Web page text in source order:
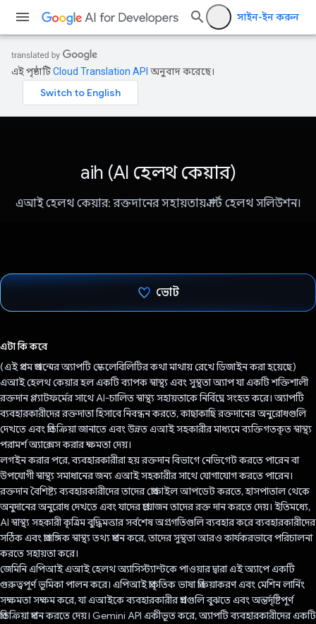
সাইন-ইন করুন
এই পৃষ্ঠাটিCloud Translation API অনুবাদ করেছে।
aih (AI হেলথ কেয়ার)
এআই হেলথ কেয়ার: রক্তদানের সহায়তায় স্মার্ট হেলথ সলিউশন।
ভোট
এটা কি করে
(এই প্রথম প্রজন্মের অ্যাপটি স্কেলেবিলিটির কথা মাথায় রেখে ডিজাইন করা হয়েছে)
এআই হেলথ কেয়ার হল একটি ব্যাপক স্বাস্থ্য এবং সুস্থতা অ্যাপ যা একটি শক্তিশালী
রক্তদান প্ল্যাটফর্মের সাথে AI-চালিত স্বাস্থ্য সহায়তাকে নির্বিঘ্নে সংহত করে। অ্যাপটি
ব্যবহারকারীদের রক্তদাতা হিসাবে নিবন্ধন করতে, কাছাকাছি রক্তদানের অনুরোধগুলি
দেখতে এবং প্রতিক্রিয়া জানাতে এবং উন্নত এআই সহকারীর মাধ্যমে ব্যক্তিগতকৃত স্বাস্থ্য
পরামর্শ অ্যাক্সেস করার ক্ষমতা দেয়।
লগইন করার পরে, ব্যবহারকারীরা হয় রক্তদান বিভাগে নেভিগেট করতে পারেন বা
উপযোগী স্বাস্থ্য সমাধানের জন্য এআই সহকারীর সাথে যোগাযোগ করতে পারেন।
রক্তদান বৈশিষ্ট্য ব্যবহারকারীদের তাদের প্রোফাইল আপডেট করতে, হাসপাতাল থেকে
অনুদানের অনুরোধ দেখতে এবং যাদের প্রয়োজন তাদের রক্ত ​​দান করতে দেয়। ইতিমধ্যে,
AI স্বাস্থ্য সহকারী কৃত্রিম বুদ্ধিমত্তার সর্বশেষ অগ্রগতিগুলি ব্যবহার করে ব্যবহারকারীদের
সঠিক এবং প্রাসঙ্গিক স্বাস্থ্য তথ্য প্রদান করে, তাদের সুস্থতা আরও কার্যকরভাবে পরিচালনা
করতে সহায়তা করে।
জেমিনি এপিআই এআই হেলথ অ্যাসিস্ট্যান্টকে পাওয়ার দ্বারা এই অ্যাপে একটি
গুরুত্বপূর্ণ ভূমিকা পালন করে। এপিআই প্রাকৃতিক ভাষা প্রক্রিয়াকরণ এবং মেশিন লার্নিং
সক্ষমতা সক্ষম করে, যা এআইকে ব্যবহারকারীর প্রশ্নগুলি বুঝতে এবং অন্তর্দৃষ্টিপূর্ণ
প্রতিক্রিয়া প্রদান করতে দেয়। Gemini API একীভূত করে, অ্যাপটি ব্যবহারকারীদের একটি